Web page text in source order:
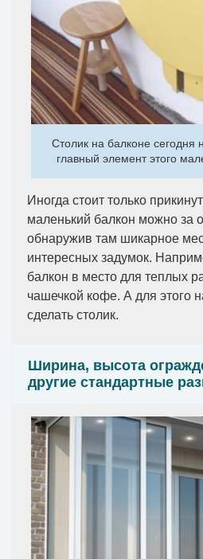
Столик на балконе сегодня
главный элемент этого
Иногда стоит только
маленький балкон можно за
обнаружив там шикарное
интересных задумок.
балкон в место для теплых
чашечкой кофе. А для этого
сделать столик.
Ширина, высота
другие стандартные